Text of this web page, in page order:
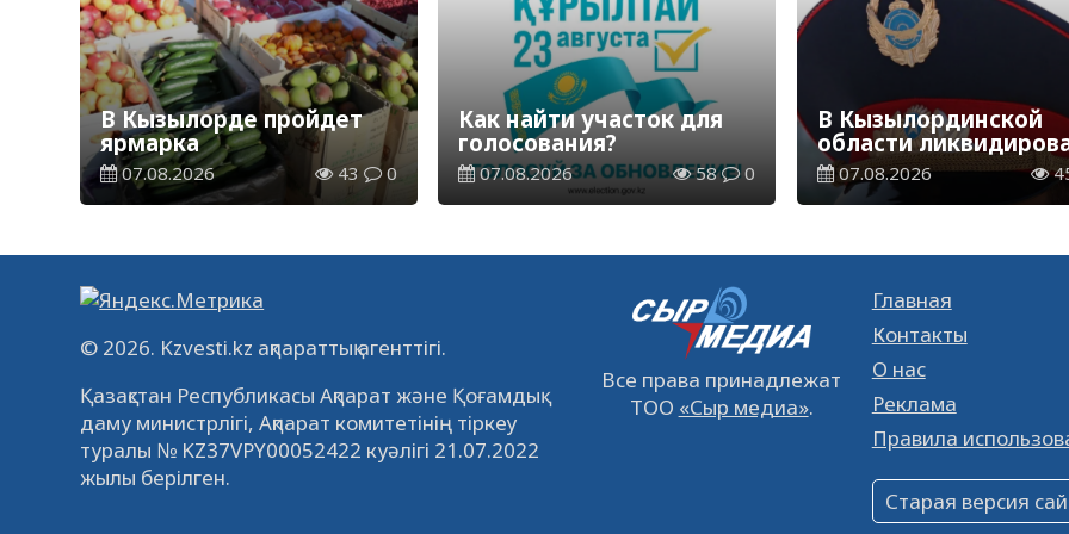
В Кызылорде пройдет
ярмарка
07.08.2026 43 0
Как найти участок для
голосования?
07.08.2026 58 0
В Кызылординской
области
группа нелегальных
добытчиков золота
07.08.2026
© 2026. Kzvesti.kz ақпараттық агенттігі.
Қазақстан Республикасы Ақпарат және Қоғамдық
даму министрлігі, Ақпарат комитетінің тіркеу
туралы № KZ37VPY00052422 куәлігі 21.07.2022
жылы берілген.
Все права принадлежат
ТОО «Сыр медиа».
Главная
Контакты
О нас
Реклама
Правила
Старая версия